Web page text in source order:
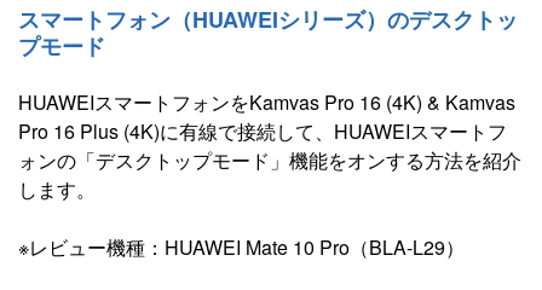
スマートフォン（HUAWEIシリーズ）のデスクトッ
プモード
HUAWEIスマートフォンをKamvas Pro 16 (4K) & Kamvas
Pro 16 Plus (4K)に有線で接続して、HUAWEIスマートフ
ォンの「デスクトップモード」機能をオンする方法を紹介
します。
※レビュー機種：HUAWEI Mate 10 Pro（BLA-L29）